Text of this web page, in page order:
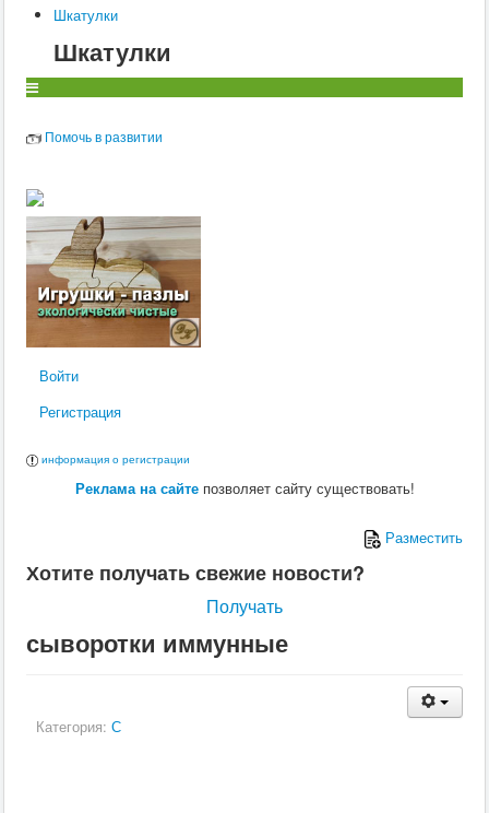
Шкатулки
Шкатулки
Помочь в развитии
Войти
Регистрация
информация о регистрации
Реклама на сайтепозволяет сайту существовать!
Разместить
Хотите получать свежие новости?
Получать
сыворотки иммунные
Категория: С